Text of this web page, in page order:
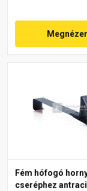
Fém hófogó
cseréphez